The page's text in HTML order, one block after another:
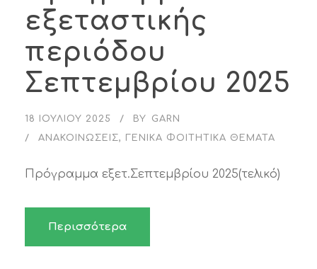
εξεταστικής
περιόδου
Σεπτεμβρίου 2025
18 ΙΟΥΛΊΟΥ 2025 BY
GARN
ΑΝΑΚΟΙΝΏΣΕΙΣ, ΓΕΝΙΚΆ ΦΟΙΤΗΤΙΚΆ ΘΈΜΑΤΑ
Πρόγραμμα εξετ.Σεπτεμβρίου 2025(τελικό)
Περισσότερα